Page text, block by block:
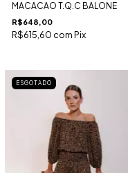
MACACAO T.Q.C BALONE
R$648,00
R$615,60 comPix
ESGOTADO